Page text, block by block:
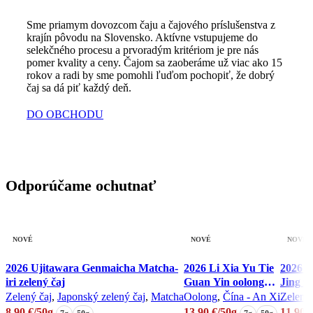
Sme priamym dovozcom čaju a čajového príslušenstva z
krajín pôvodu na Slovensko. Aktívne vstupujeme do
selekčného procesu a prvoradým kritériom je pre nás
pomer kvality a ceny. Čajom sa zaoberáme už viac ako 15
rokov a radi by sme pomohli ľuďom pochopiť, že dobrý
čaj sa dá piť každý deň.
DO OBCHODU
Odporúčame ochutnať
NOVÉ
2026 Ujitawara Genmaicha Matcha-
iri zelený čaj
Zelený čaj, Japonský zelený čaj, Matcha
NOVÉ
2026 Li Xia Yu Tie
Guan Yin oolong
čaj
Oolong, Čína - An Xi
NOVÉ
2026
Jing
Zelený